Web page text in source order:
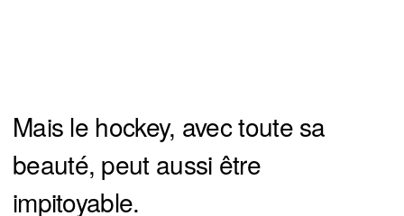
Mais le hockey, avec toute sa
beauté, peut aussi être
impitoyable.